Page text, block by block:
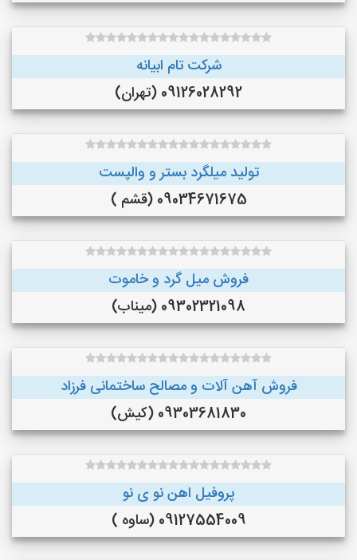
شرکت تام ابیانه
09126028292 (تهران)
تولید میلگرد بستر و والپست
09034671675 (قشم )
فروش میل گرد و خاموت
09302321098 (میناب)
فروش آهن آلات و مصالح ساختمانی فرزاد
09303681830 (کیش)
پروفیل اهن نو ی نو
09127554009 (ساوه )